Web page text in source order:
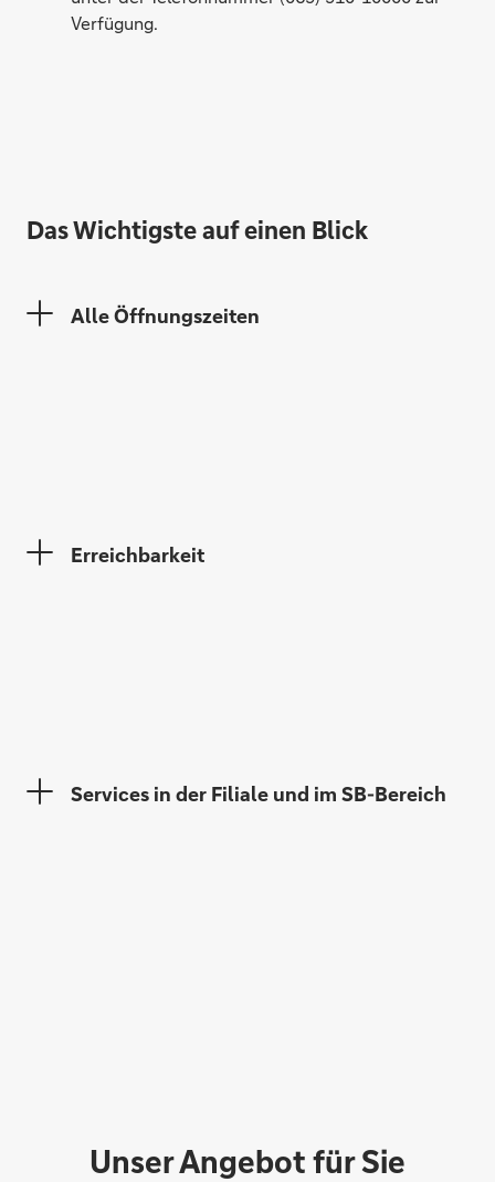
Verfügung.
Das Wichtigste auf einen Blick
Alle Öffnungszeiten
Erreichbarkeit
Services in der Filiale und im SB-Bereich
Unser Angebot für Sie